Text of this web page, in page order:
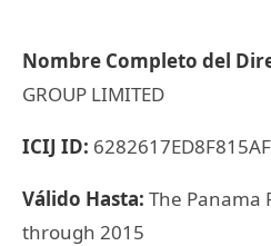
Nombre Completo del
GROUP LIMITED
ICIJ ID:
Válido Hasta: The Panama
through 2015